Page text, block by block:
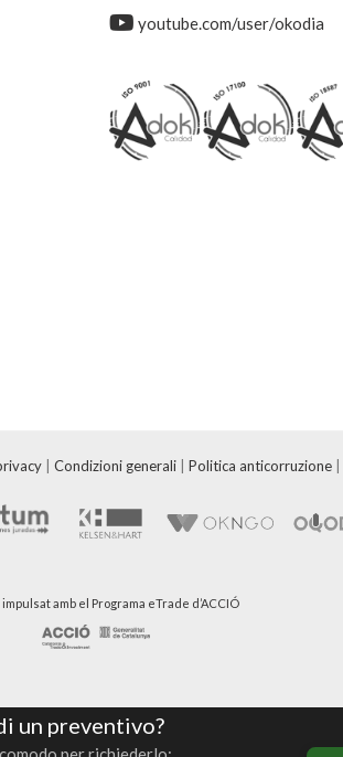
youtube.com/user/okodia
|Condizioni generali |Politica anticorruzione
amb el Programa eTrade d’ACCIÓ
un preventivo?